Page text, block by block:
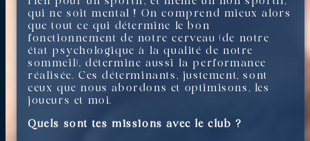
qui ne soit mental ! On comprend mieux alors
que tout ce qui détermine le bon
fonctionnement de notre cerveau (de notre
état psychologique à la qualité de notre
sommeil), détermine aussi la performance
réalisée. Ces déterminants, justement, sont
ceux que nous abordons et optimisons, les
joueurs et moi.
Quels sont tes missions avec le club ?